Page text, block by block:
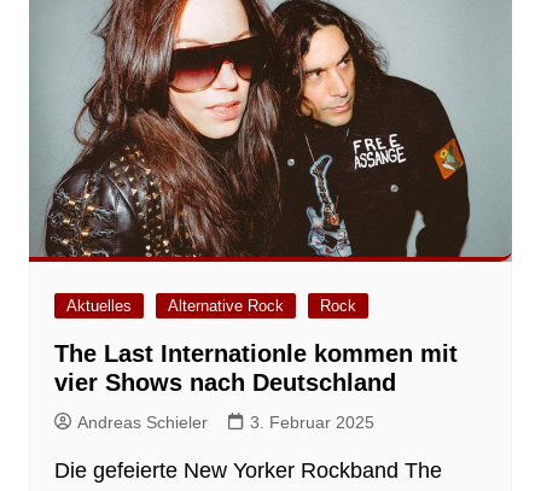
Aktuelles Alternative Rock Rock
The Last Internationle kommen mit
vier Shows nach Deutschland
Andreas Schieler 3. Februar 2025
Die gefeierte New Yorker Rockband The